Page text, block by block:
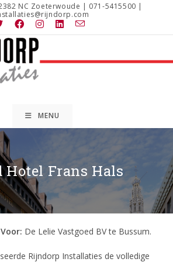
NC Zoeterwoude | 071-5415500 |
MENU
Hotel Frans Hals
Voor: De Lelie Vastgoed BV te Bussum.
Rijndorp Installaties de volledige